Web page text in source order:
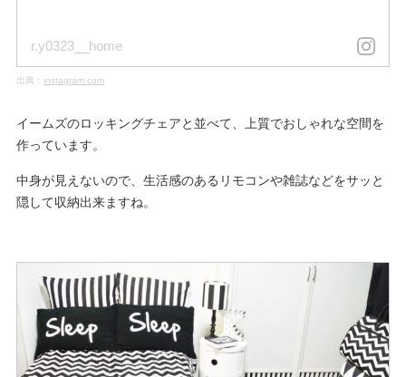
r.y0323__home
出典： instagram.com
イームズのロッキングチェアと並べて、上質でおしゃれな空間を
作っています。
中身が見えないので、生活感のあるリモコンや雑誌などをサッと
隠して収納出来ますね。